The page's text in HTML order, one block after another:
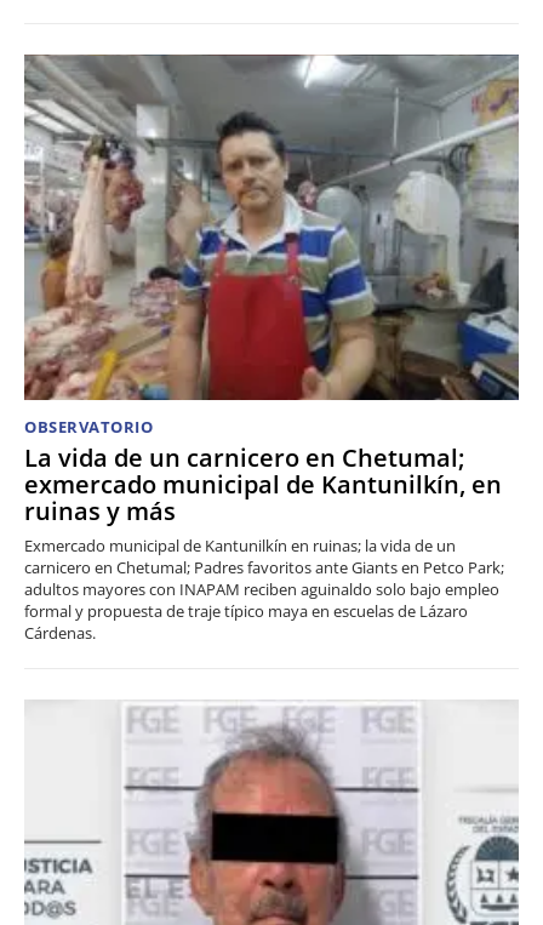
OBSERVATORIO
La vida de un carnicero en Chetumal;
exmercado municipal de Kantunilkín, en
ruinas y más
Exmercado municipal de Kantunilkín en ruinas; la vida de un
carnicero en Chetumal; Padres favoritos ante Giants en Petco Park;
adultos mayores con INAPAM reciben aguinaldo solo bajo empleo
formal y propuesta de traje típico maya en escuelas de Lázaro
Cárdenas.